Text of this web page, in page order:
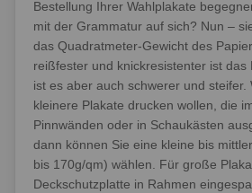
Bestellung Ihrer Wahlplakate
mit der Grammatur auf sich? Nun –
das Quadratmeter-Gewicht des
reißfester und knickresistenter ist das
ist es aber auch schwerer und steifer.
kleinere Plakate drucken wollen, die
Pinnwänden oder in Schaukästen
dann können Sie eine kleine bis
bis 170g/qm) wählen. Für große
Deckschutzplatte in Rahmen